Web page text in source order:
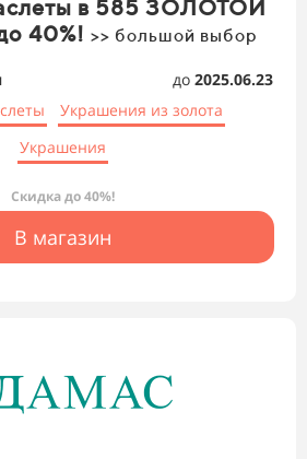
в 585 ЗОЛОТОЙ
40%! >> большой выбор
до 2025.06.23
Украшения из золота
Украшения
Скидка до 40%!
В магазин